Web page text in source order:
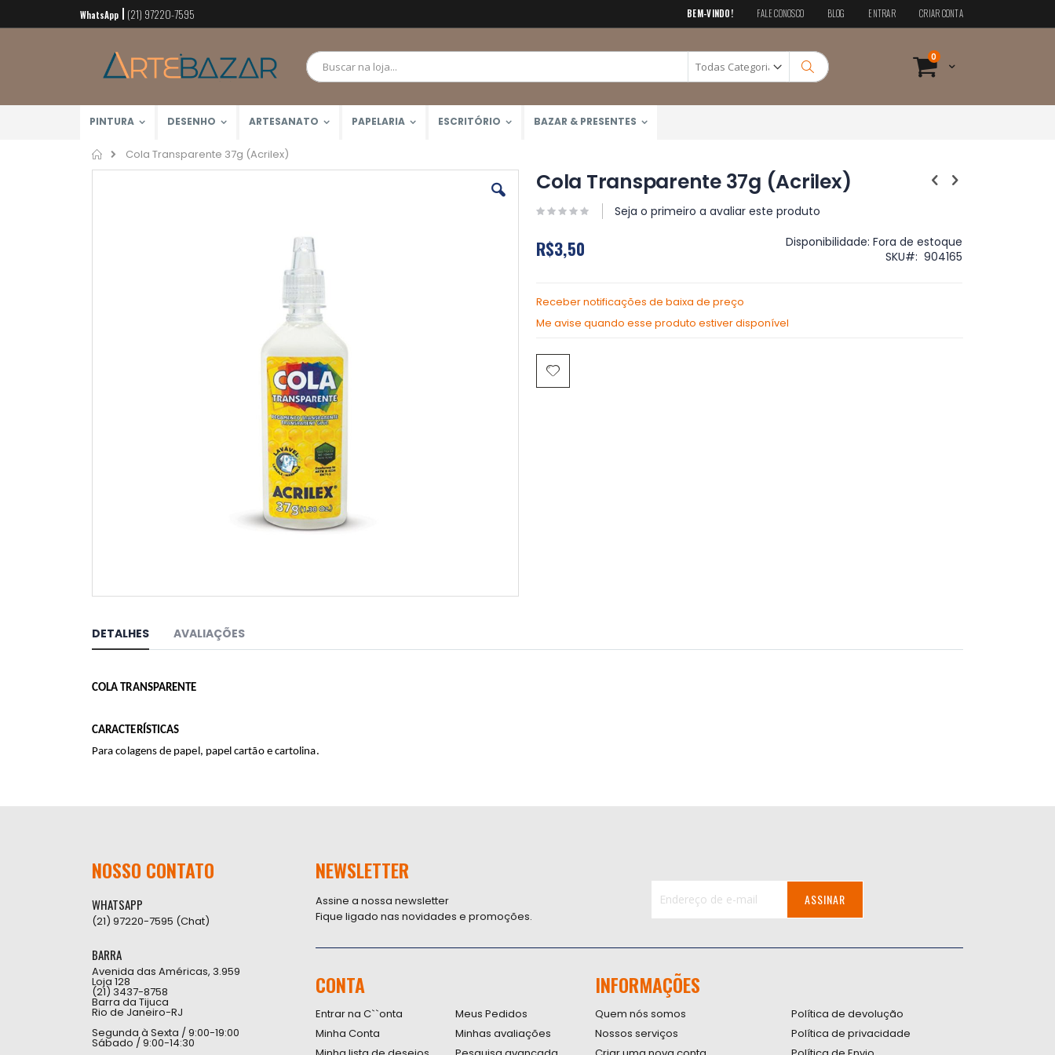
Pular
para
conteúdo
BEM-VINDO! FALE CONOSCO BLOG ENTRAR CRIAR CONTA
Cart
0 itens
Pesquisa
WhatsApp (21) 97220-7595
PINTURA DESENHO ARTESANATO PAPELARIA ESCRITÓRIO BAZAR & PRESENTES
Home
Cola Transparente 37g (Acrilex)
Pular
o
início
de
Cola Transparente 37g (Acrilex)
Seja o primeiro a avaliar este produto
R$3,50 Disponibilidade: Fora de estoque
SKU
904165
Receber notificações de baixa de preço
Me avise quando esse produto estiver disponível
DETALHES
COLA TRANSPARENTE
CARACTERÍSTICAS
Para colagens de papel, papel cartão e cartolina.
AVALIAÇÕES
NOSSO CONTATO
WHATSAPP
(21) 97220-7595 (Chat)
BARRA
Avenida das Américas, 3.959
Loja 128
(21) 3437-8758
Barra da Tijuca
Rio de Janeiro-RJ
Segunda à Sexta / 9:00-19:00
Sábado / 9:00-14:30
NEWSLETTER
Assine a nossa newsletter
Fique ligado nas novidades e promoções.
nossa
Newsletter:
ASSINAR
CONTA
Entrar na C``onta
Minha Conta
Meus Pedidos
Minhas avaliações
INFORMAÇÕES
Quem nós somos
Nossos serviços
Política de devolução
Política de privacidade